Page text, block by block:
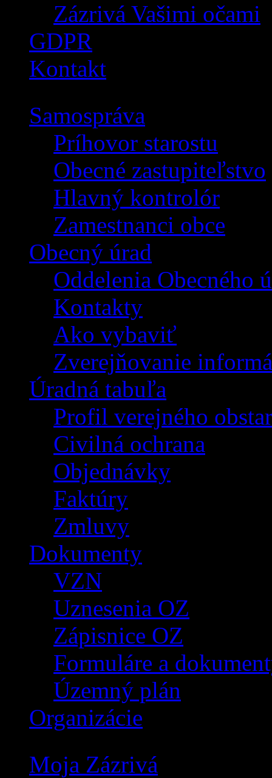
Zázrivá Vašimi očami
GDPR
Kontakt
Samospráva
Príhovor starostu
Obecné zastupiteľstvo
Hlavný kontrolór
Zamestnanci obce
Obecný úrad
Oddelenia Obecného
Kontakty
Ako vybaviť
Zverejňovanie
Úradná tabuľa
Profil verejného
Civilná ochrana
Objednávky
Faktúry
Zmluvy
Dokumenty
VZN
Uznesenia OZ
Zápisnice OZ
Formuláre a
Územný plán
Organizácie
Moja Zázrivá